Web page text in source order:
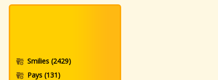
Smilies (2429)
Pays (131)